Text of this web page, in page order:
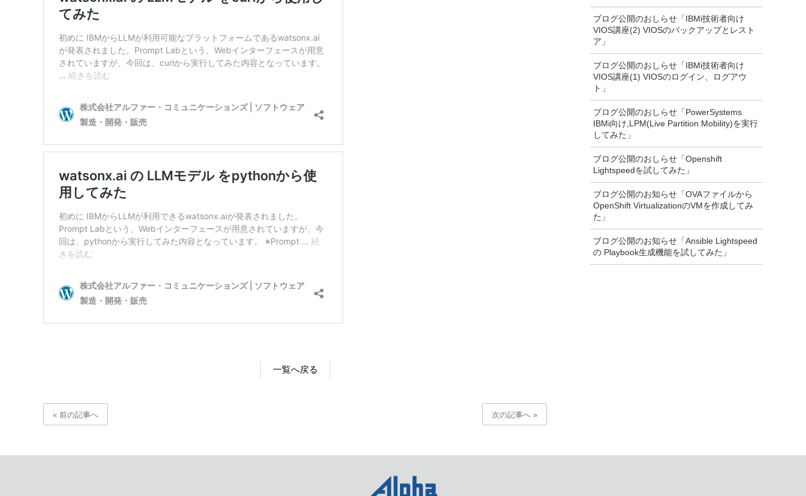
一覧へ戻る
« 前の記事へ 次の記事へ »
ブログ公開のおしらせ「IBMi技術者向け
VIOS講座(2) VIOSのバックアップとレスト
ア」
ブログ公開のおしらせ「IBMi技術者向け
VIOS講座(1) VIOSのログイン、ログアウ
ト」
ブログ公開のおしらせ「PowerSystems
IBMi向け,LPM(Live Partition Mobility)を実行
してみた」
ブログ公開のおしらせ「Openshift
Lightspeedを試してみた」
ブログ公開のお知らせ「OVAファイルから
OpenShift VirtualizationのVMを作成してみ
た」
ブログ公開のお知らせ「Ansible Lightspeed
の Playbook生成機能を試してみた」